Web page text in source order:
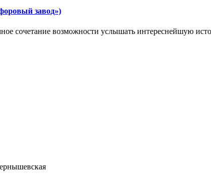
завод»)
сочетание возможности услышать интереснейшую